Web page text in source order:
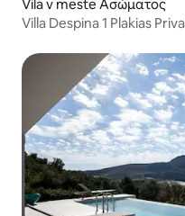
Vila v meste Ασώματος
Villa Despina 1 Plakias